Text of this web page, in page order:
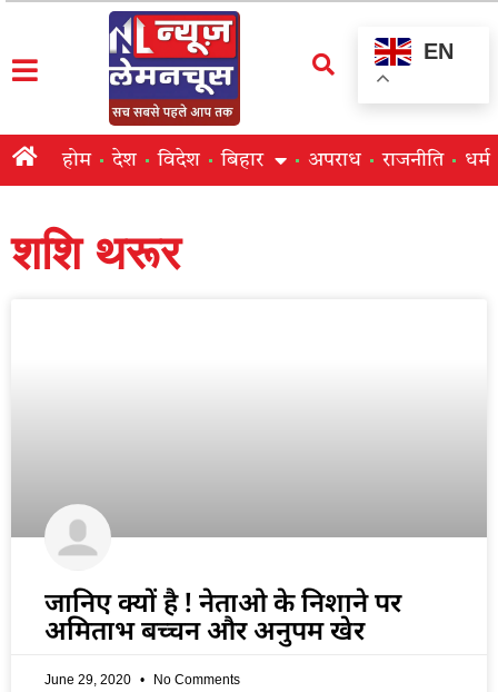
EN
होम देश विदेश बिहार अपराध राजनीति धर्म
शशि थरूर
जानिए क्यों है ! नेताओ के निशाने पर
अमिताभ बच्चन और अनुपम खेर
June 29, 2020 No Comments